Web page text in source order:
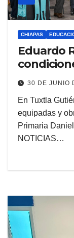
CHIAPAS
Eduardo
30 DE JUNIO
En Tuxtla
equipadas y
Primaria
NOTICIAS…